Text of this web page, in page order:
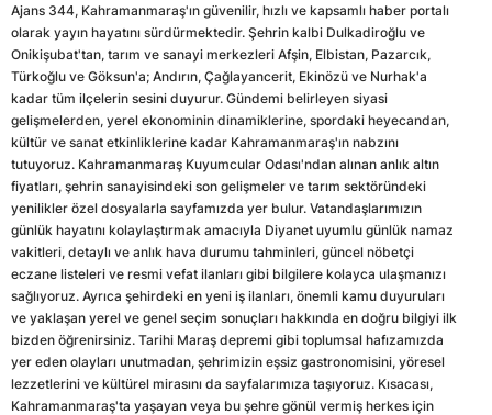
Ajans 344, Kahramanmaraş'ın güvenilir, hızlı ve kapsamlı haber portalı
olarak yayın hayatını sürdürmektedir. Şehrin kalbi Dulkadiroğlu ve
Onikişubat'tan, tarım ve sanayi merkezleri Afşin, Elbistan, Pazarcık,
Türkoğlu ve Göksun'a; Andırın, Çağlayancerit, Ekinözü ve Nurhak'a
kadar tüm ilçelerin sesini duyurur. Gündemi belirleyen siyasi
gelişmelerden, yerel ekonominin dinamiklerine, spordaki heyecandan,
kültür ve sanat etkinliklerine kadar Kahramanmaraş'ın nabzını
tutuyoruz. Kahramanmaraş Kuyumcular Odası'ndan alınan anlık altın
fiyatları, şehrin sanayisindeki son gelişmeler ve tarım sektöründeki
yenilikler özel dosyalarla sayfamızda yer bulur. Vatandaşlarımızın
günlük hayatını kolaylaştırmak amacıyla Diyanet uyumlu günlük namaz
vakitleri, detaylı ve anlık hava durumu tahminleri, güncel nöbetçi
eczane listeleri ve resmi vefat ilanları gibi bilgilere kolayca ulaşmanızı
sağlıyoruz. Ayrıca şehirdeki en yeni iş ilanları, önemli kamu duyuruları
ve yaklaşan yerel ve genel seçim sonuçları hakkında en doğru bilgiyi ilk
bizden öğrenirsiniz. Tarihi Maraş depremi gibi toplumsal hafızamızda
yer eden olayları unutmadan, şehrimizin eşsiz gastronomisini, yöresel
lezzetlerini ve kültürel mirasını da sayfalarımıza taşıyoruz. Kısacası,
Kahramanmaraş'ta yaşayan veya bu şehre gönül vermiş herkes için